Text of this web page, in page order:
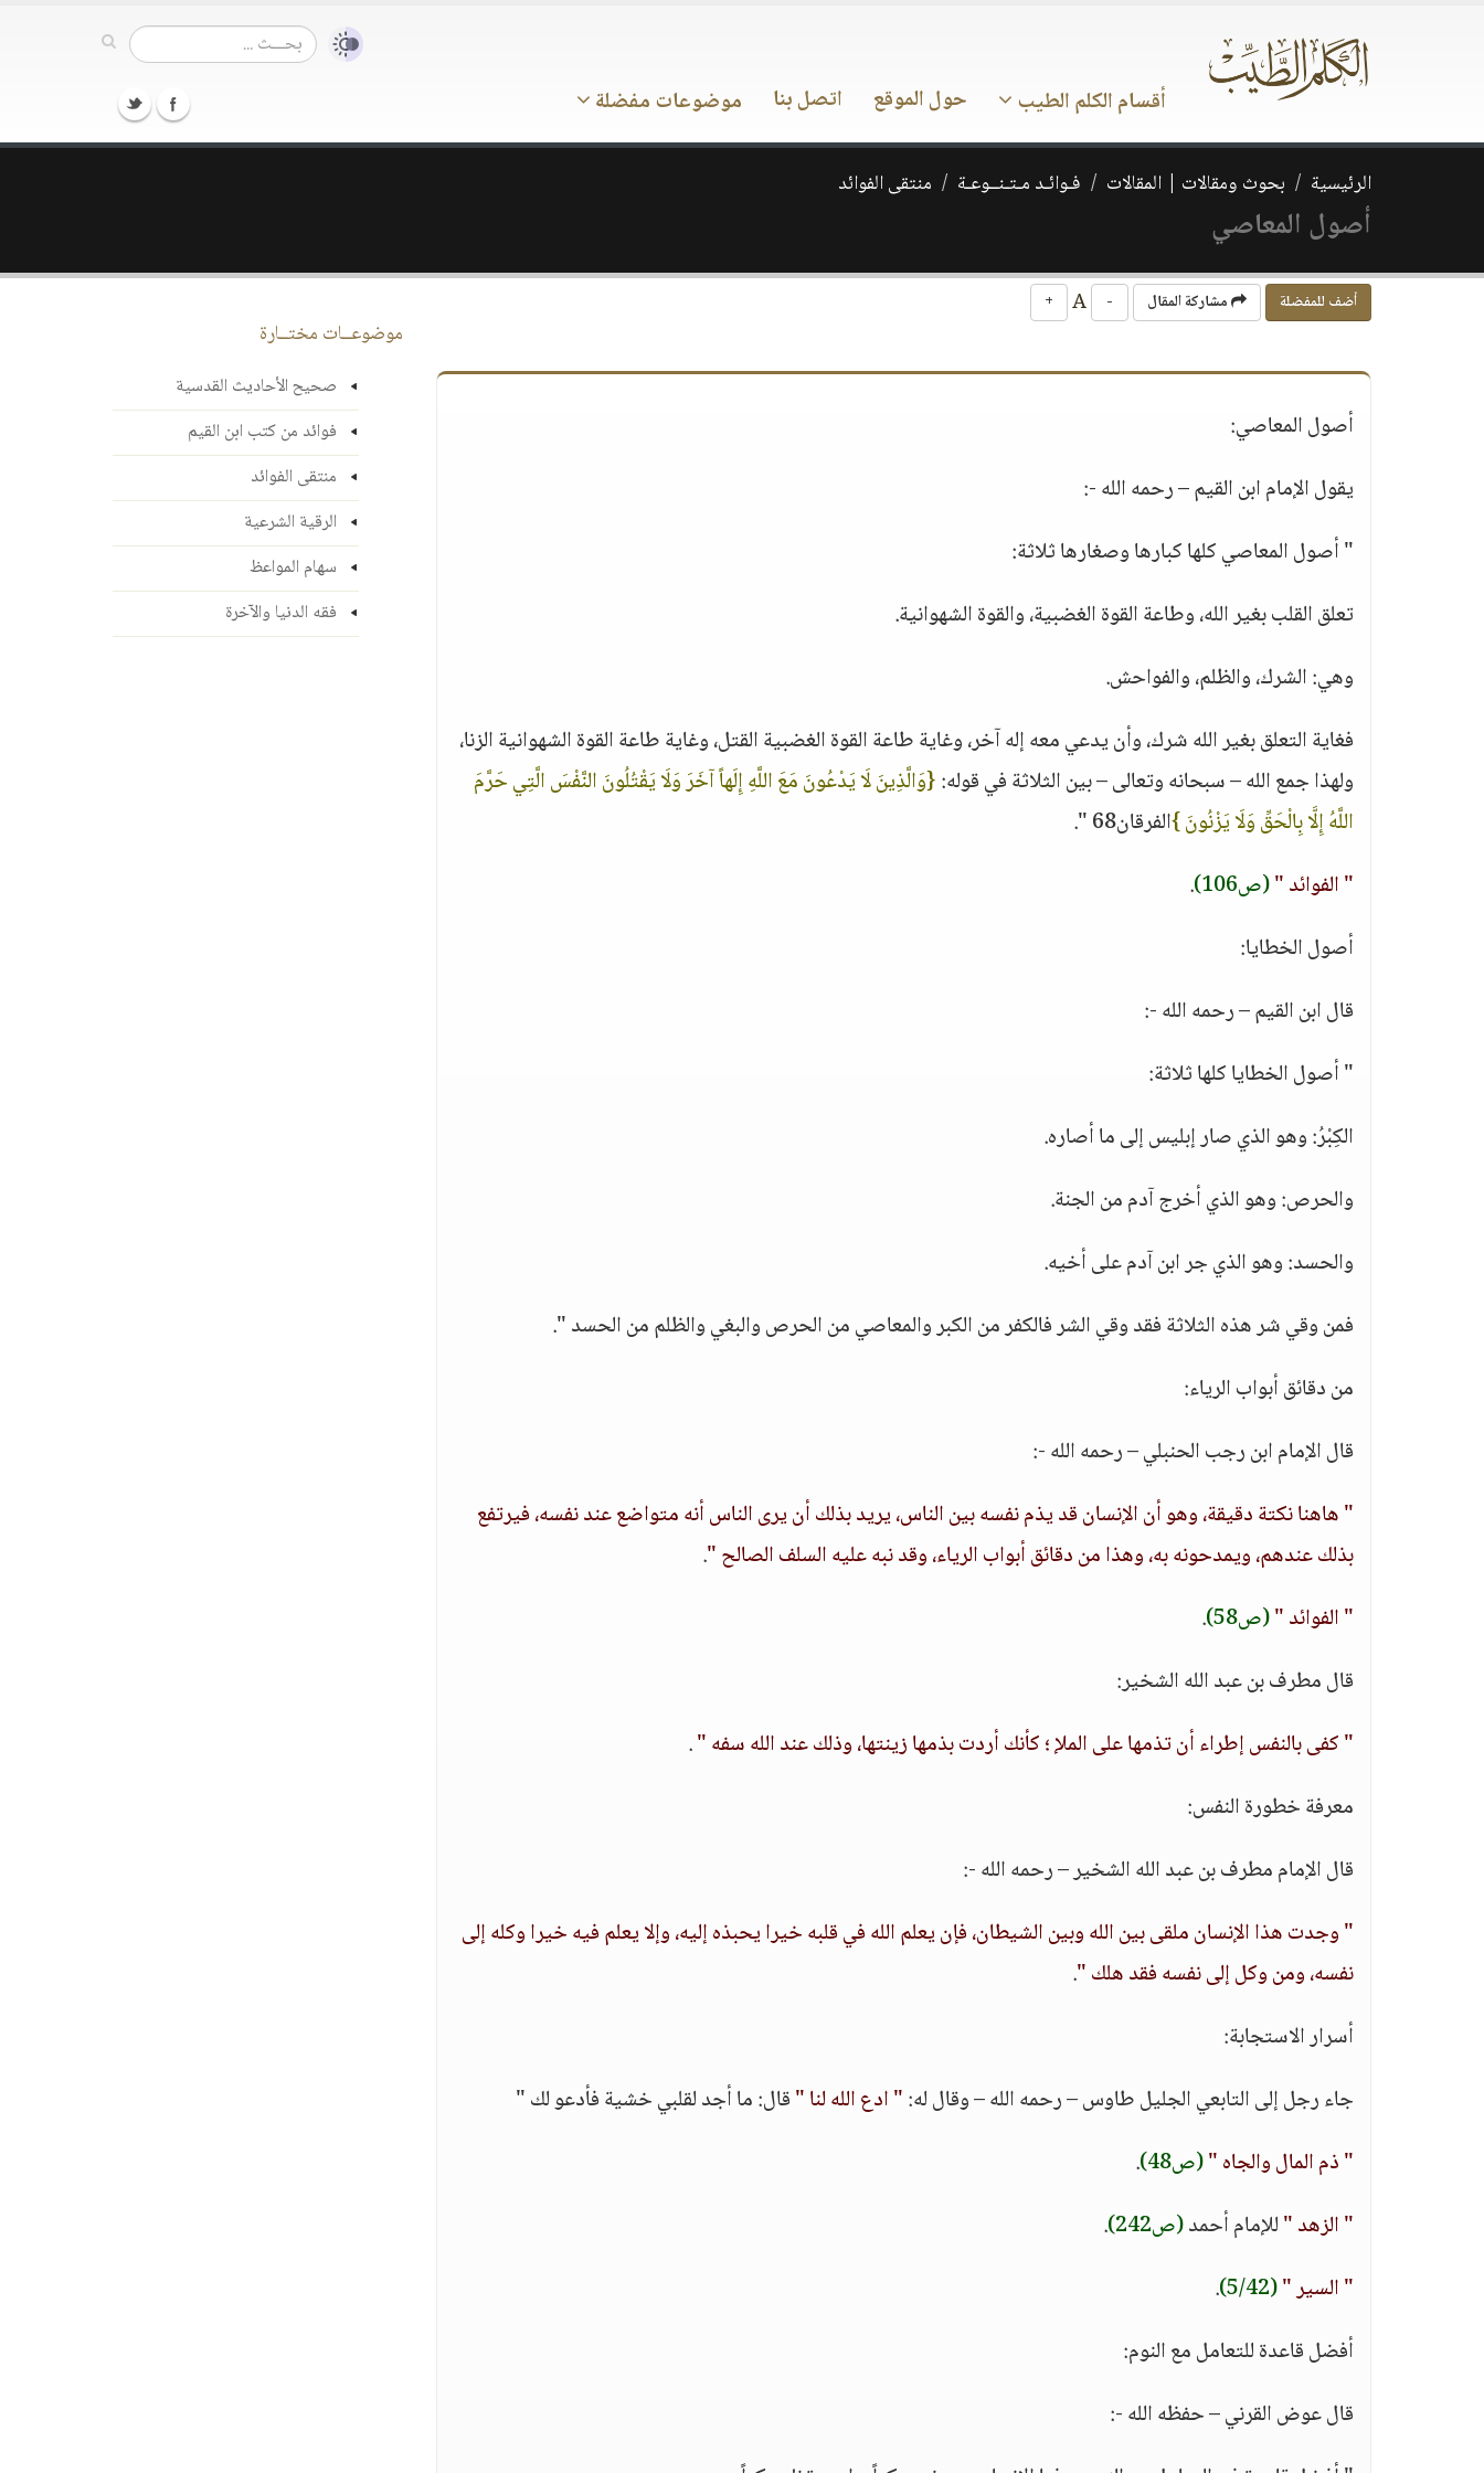
أقسام الكلم الطيب حول الموقع اتصل بنا موضوعات مفضلة
الرئيسية بحوث ومقالات | المقالات فـوائـد مـتـنــوعـة منتقى الفوائد
أصول المعاصي
أضف للمفضلة مشاركة المقال -
+
أصول المعاصي:
يقول الإمام ابن القيم – رحمه الله -:
" أصول المعاصي كلها كبارها وصغارها ثلاثة:
تعلق القلب بغير الله، وطاعة القوة الغضبية، والقوة الشهوانية.
وهي: الشرك، والظلم، والفواحش.
فغاية التعلق بغير الله شرك، وأن يدعي معه إله آخر، وغاية طاعة القوة الغضبية القتل، وغاية طاعة القوة الشهوانية الزنا،
ولهذا جمع الله – سبحانه وتعالى – بين الثلاثة في قوله:{وَالَّذِينَ لَا يَدْعُونَ مَعَ اللَّهِ إِلَهاً آخَرَ وَلَا يَقْتُلُونَ النَّفْسَ الَّتِي حَرَّمَ
اللَّهُ إِلَّا بِالْحَقِّ وَلَا يَزْنُونَ }الفرقان68 ".
" الفوائد "(ص106)
.
أصول الخطايا:
قال ابن القيم – رحمه الله -:
" أصول الخطايا كلها ثلاثة:
الكِبْرُ: وهو الذي صار إبليس إلى ما أصاره.
والحرص: وهو الذي أخرج آدم من الجنة.
والحسد: وهو الذي جر ابن آدم على أخيه.
فمن وقي شر هذه الثلاثة فقد وقي الشر فالكفر من الكبر والمعاصي من الحرص والبغي والظلم من الحسد ".
من دقائق أبواب الرياء:
قال الإمام ابن رجب الحنبلي – رحمه الله -:
" هاهنا نكتة دقيقة، وهو أن الإنسان قد يذم نفسه بين الناس، يريد بذلك أن يرى الناس أنه متواضع عند نفسه، فيرتفع
بذلك عندهم، ويمدحونه به، وهذا من دقائق أبواب الرياء، وقد نبه عليه السلف الصالح ".
" الفوائد "(ص58)
.
قال مطرف بن عبد الله الشخير:
" كفى بالنفس إطراء أن تذمها على الملإ ؛ كأنك أردت بذمها زينتها، وذلك عند الله سفه ".
معرفة خطورة النفس:
قال الإمام مطرف بن عبد الله الشخير – رحمه الله -:
" وجدت هذا الإنسان ملقى بين الله وبين الشيطان، فإن يعلم الله في قلبه خيرا يحبذه إليه، وإلا يعلم فيه خيرا وكله إلى
نفسه، ومن وكل إلى نفسه فقد هلك ".
أسرار الاستجابة:
جاء رجل إلى التابعي الجليل طاوس – رحمه الله – وقال له:" ادع الله لنا "قال: ما أجد لقلبي خشية فأدعو لك "
" ذم المال والجاه "(ص48)
.
" الزهد "للإمام أحمد(ص242)
.
" السير "(5/42)
.
أفضل قاعدة للتعامل مع النوم:
قال عوض القرني – حفظه الله -:
موضوعــات مختــارة
صحيح الأحاديث القدسية
فوائد من كتب ابن القيم
منتقى الفوائد
الرقية الشرعية
سهام المواعظ
فقه الدنيا والآخرة